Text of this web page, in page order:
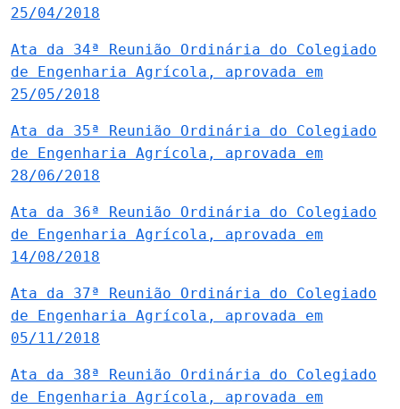
25/04/2018
Ata da 34ª Reunião Ordinária do Colegiado
de Engenharia Agrícola, aprovada em
25/05/2018
Ata da 35ª Reunião Ordinária do Colegiado
de Engenharia Agrícola, aprovada em
28/06/2018
Ata da 36ª Reunião Ordinária do Colegiado
de Engenharia Agrícola, aprovada em
14/08/2018
Ata da 37ª Reunião Ordinária do Colegiado
de Engenharia Agrícola, aprovada em
05/11/2018
Ata da 38ª Reunião Ordinária do Colegiado
de Engenharia Agrícola, aprovada em